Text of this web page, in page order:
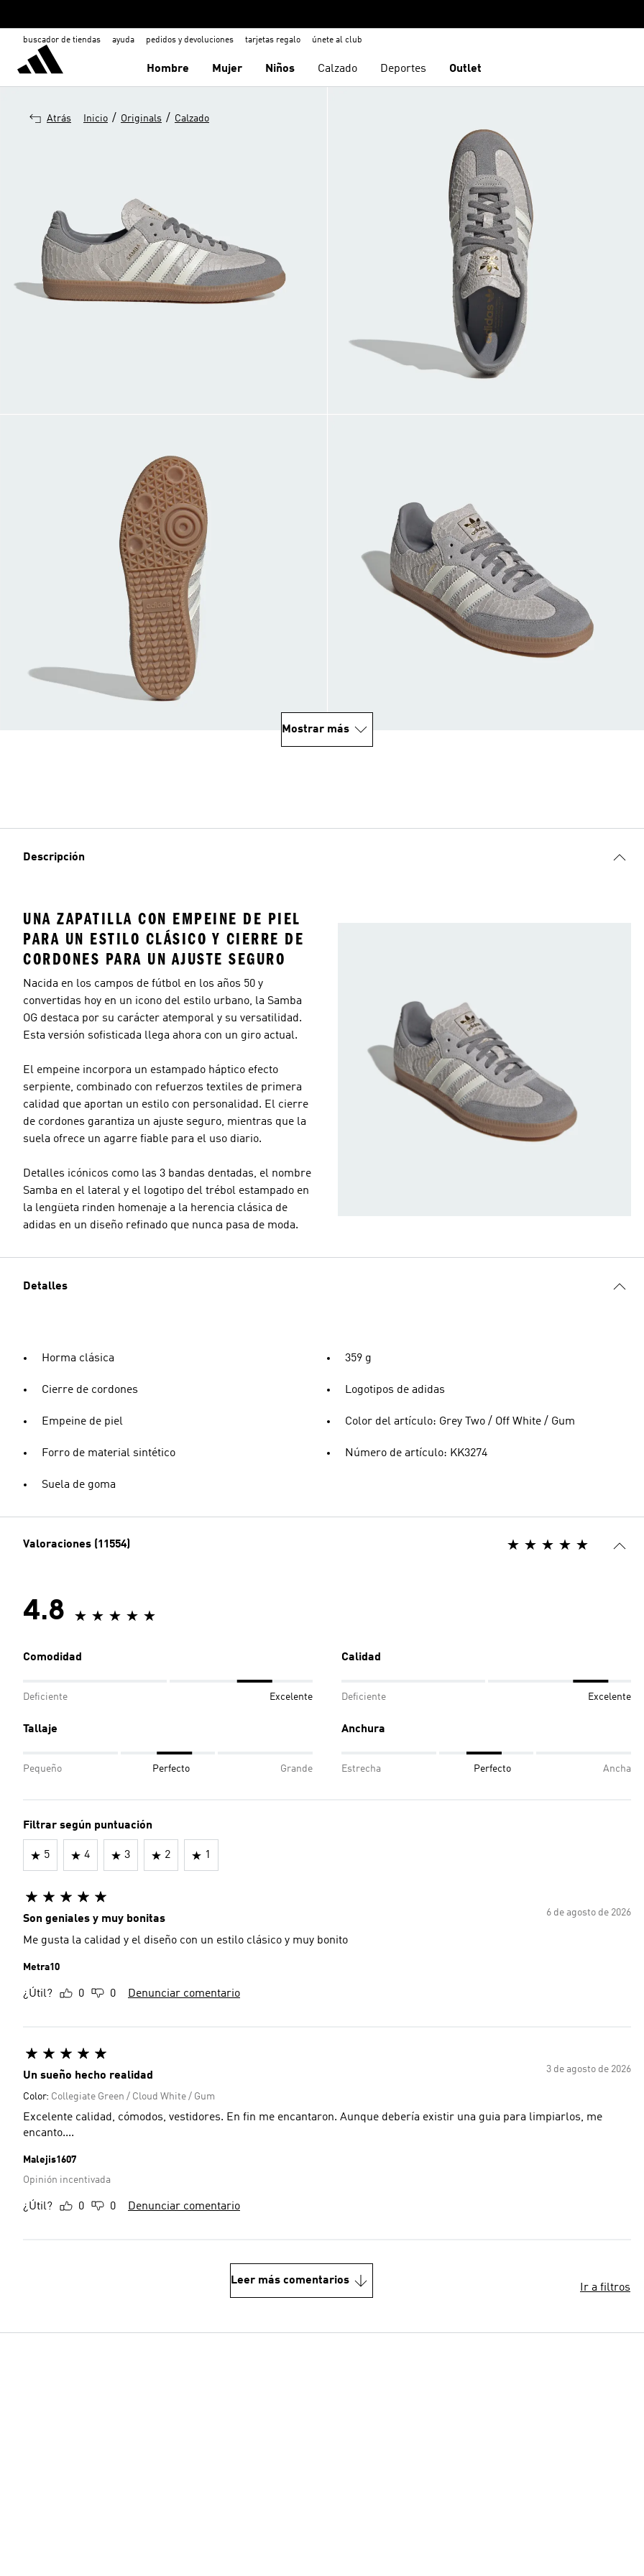
buscador de tiendas ayuda pedidos y devoluciones tarjetas regalo únete al club
Hombre Mujer Niños Calzado Deportes Outlet
Atrás Inicio / Originals / Calzado
Mostrar más
Descripción
UNA ZAPATILLA CON EMPEINE DE PIEL
PARA UN ESTILO CLÁSICO Y CIERRE DE
CORDONES PARA UN AJUSTE SEGURO
Nacida en los campos de fútbol en los años 50 y
convertidas hoy en un icono del estilo urbano, la Samba
OG destaca por su carácter atemporal y su versatilidad.
Esta versión sofisticada llega ahora con un giro actual.
El empeine incorpora un estampado háptico efecto
serpiente, combinado con refuerzos textiles de primera
calidad que aportan un estilo con personalidad. El cierre
de cordones garantiza un ajuste seguro, mientras que la
suela ofrece un agarre fiable para el uso diario.
Detalles icónicos como las 3 bandas dentadas, el nombre
Samba en el lateral y el logotipo del trébol estampado en
la lengüeta rinden homenaje a la herencia clásica de
adidas en un diseño refinado que nunca pasa de moda.
Detalles
Horma clásica
Cierre de cordones
Empeine de piel
Forro de material sintético
Suela de goma
359 g
Logotipos de adidas
Color del artículo: Grey Two / Off White / Gum
Número de artículo: KK3274
Valoraciones (11554)
4.8
Comodidad
Deficiente Excelente
Calidad
Deficiente Excelente
Tallaje
Pequeño Perfecto Grande
Anchura
Estrecha Perfecto Ancha
Filtrar según puntuación
5 4 3 2 1
6 de agosto de 2026
Son geniales y muy bonitas
Me gusta la calidad y el diseño con un estilo clásico y muy bonito
Metra10
¿Útil? 0 0 Denunciar comentario
3 de agosto de 2026
Un sueño hecho realidad
Color: Collegiate Green / Cloud White / Gum
Excelente calidad, cómodos, vestidores. En fin me encantaron. Aunque debería existir una guia para limpiarlos, me
encanto....
Malejis1607
Opinión incentivada
¿Útil? 0 0 Denunciar comentario
Leer más comentarios
Ir a filtros